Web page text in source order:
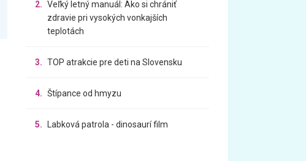
2. Veľký letný manuál: Ako si chrániť
zdravie pri vysokých vonkajších
teplotách
3. TOP atrakcie pre deti na Slovensku
4. Štípance od hmyzu
5. Labková patrola - dinosaurí film